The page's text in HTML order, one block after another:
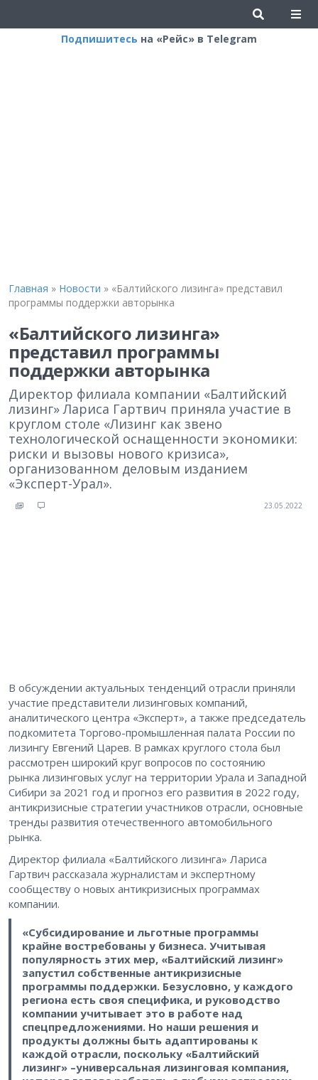
Подпишитесь на «Рейс» в Telegram
Главная » Новости » «Балтийского лизинга» представил
программы поддержки авторынка
«Балтийского лизинга»
представил программы
поддержки авторынка
Директор филиала компании «Балтийский
лизинг» Лариса Гартвич приняла участие в
круглом столе «Лизинг как звено
технологической оснащенности экономики:
риски и вызовы нового кризиса»,
организованном деловым изданием
«Эксперт-Урал».
23.05.2022
В обсуждении актуальных тенденций отрасли приняли
участие представители лизинговых компаний,
аналитического центра «Эксперт», а также председатель
подкомитета Торгово-промышленная палата России по
лизингу Евгений Царев. В рамках круглого стола был
рассмотрен широкий круг вопросов по состоянию
рынка лизинговых услуг на территории Урала и Западной
Сибири за 2021 год и прогноз его развития в 2022 году,
антикризисные стратегии участников отрасли, основные
тренды развития отечественного автомобильного
рынка.
Директор филиала «Балтийского лизинга» Лариса
Гартвич рассказала журналистам и экспертному
сообществу о новых антикризисных программах
компании.
«Субсидирование и льготные программы
крайне востребованы у бизнеса. Учитывая
популярность этих мер, «Балтийский лизинг»
запустил собственные антикризисные
программы поддержки. Безусловно, у каждого
региона есть своя специфика, и руководство
компании учитывает это в работе над
спецпредложениями. Но наши решения и
продукты должны быть адаптированы к
каждой отрасли, поскольку «Балтийский
лизинг» –универсальная лизинговая компания,